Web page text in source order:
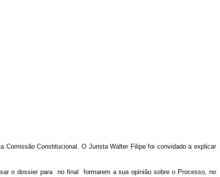
Comissão Constitucional. O Jurista Walter Filipe foi convidado a explicar
o dossier para no final formarem a sua opinião sobre o Processo, no